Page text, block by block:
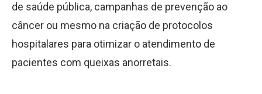
de saúde pública, campanhas de prevenção ao
câncer ou mesmo na criação de protocolos
hospitalares para otimizar o atendimento de
pacientes com queixas anorretais.